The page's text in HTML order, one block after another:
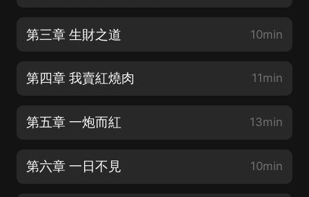
第三章 生財之道 10min
第四章 我賣紅燒肉 11min
第五章 一炮而紅 13min
第六章 一日不見 10min